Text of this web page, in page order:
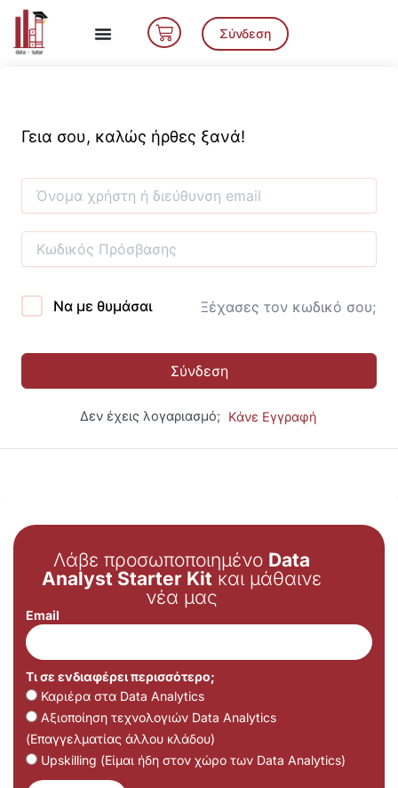
Μετάβαση
περιεχόμενο
Cart Σύνδεση
Γεια σου, καλώς ήρθες ξανά!
Να με θυμάσαι Ξέχασες τον κωδικό σου;
Σύνδεση
Δεν έχεις λογαριασμό; Κάνε Εγγραφή
Λάβε προσωποποιημένο Data
Analyst Starter Kit και μάθαινε
νέα μας
Email
Τι σε ενδιαφέρει περισσότερο;
Καριέρα στα Data Analytics
Αξιοποίηση τεχνολογιών Data Analytics
(Επαγγελματίας άλλου κλάδου)
Upskilling (Είμαι ήδη στον χώρο των Data Analytics)